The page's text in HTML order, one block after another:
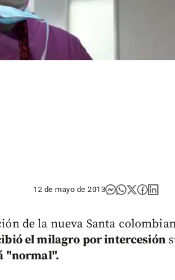
12 de mayo de 2013
de la nueva Santa
el milagro por intercesión
"normal".